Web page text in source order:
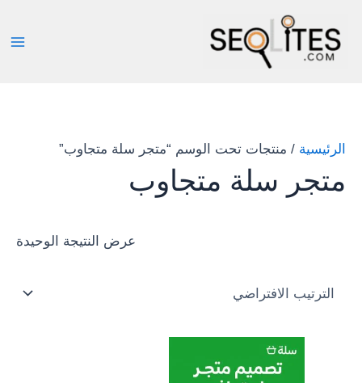
المحتوى
الرئيسية / منتجات تحت الوسم “متجر سلة متجاوب”
متجر سلة متجاوب
عرض النتيجة الوحيدة